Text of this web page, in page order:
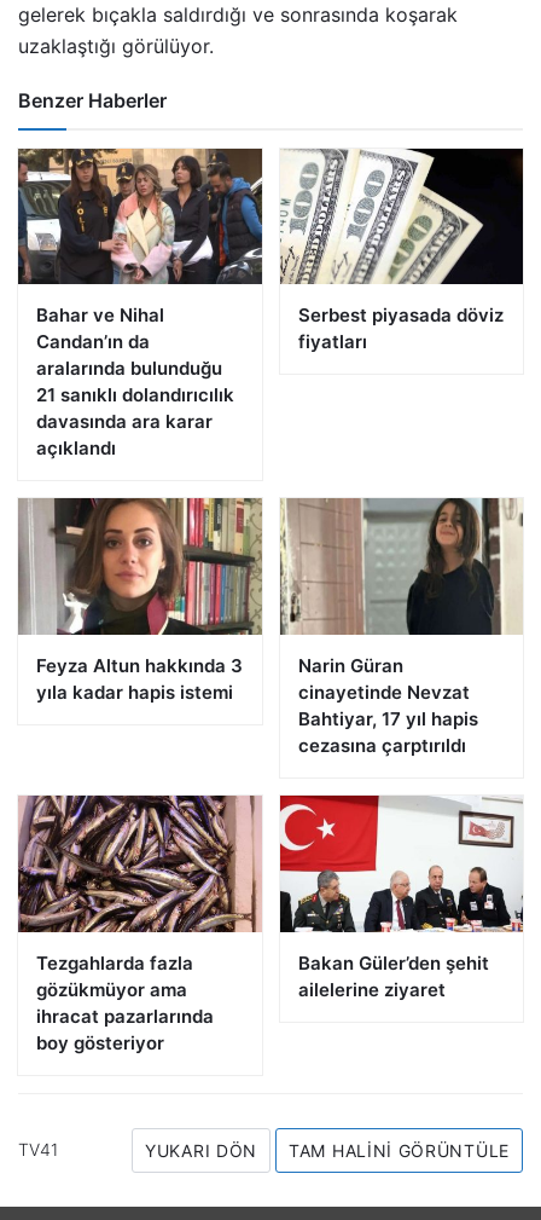
gelerek bıçakla saldırdığı ve sonrasında koşarak
uzaklaştığı görülüyor.
Benzer Haberler
Bahar ve Nihal
Candan’ın da
aralarında bulunduğu
21 sanıklı dolandırıcılık
davasında ara karar
açıklandı
Serbest piyasada döviz
fiyatları
Feyza Altun hakkında 3
yıla kadar hapis istemi
Narin Güran
cinayetinde Nevzat
Bahtiyar, 17 yıl hapis
cezasına çarptırıldı
Tezgahlarda fazla
gözükmüyor ama
ihracat pazarlarında
boy gösteriyor
Bakan Güler’den şehit
ailelerine ziyaret
TV41 YUKARI DÖN TAM HALINI GÖRÜNTÜLE